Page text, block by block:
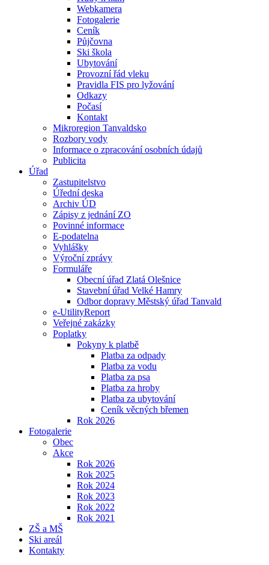
Webkamera
Fotogalerie
Ceník
Půjčovna
Ski škola
Ubytování
Provozní řád vleku
Pravidla FIS pro lyžování
Odkazy
Počasí
Kontakt
Mikroregion Tanvaldsko
Rozbory vody
Informace o zpracování osobních údajů
Publicita
Úřad
Zastupitelstvo
Úřední deska
Archiv ÚD
Zápisy z jednání ZO
Povinné informace
E-podatelna
Vyhlášky
Výroční zprávy
Formuláře
Obecní úřad Zlatá Olešnice
Stavební úřad Velké Hamry
Odbor dopravy Městský úřad Tanvald
e-UtilityReport
Veřejné zakázky
Poplatky
Pokyny k platbě
Platba za odpady
Platba za vodu
Platba za psa
Platba za hroby
Platba za ubytování
Ceník věcných břemen
Rok 2026
Fotogalerie
Obec
Akce
Rok 2026
Rok 2025
Rok 2024
Rok 2023
Rok 2022
Rok 2021
ZŠ a MŠ
Ski areál
Kontakty